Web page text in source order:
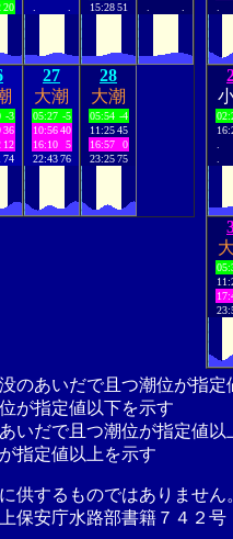
20
15:28 51
-3
36
12
74
27
大潮
05:27 -5
10:56 40
16:10
5
22:43 76
28
大潮
05:54 -4
11:25 45
16:57
0
23:25 75
のあいだで且つ潮位が指
が指定値以下を示す
いだで且つ潮位が指定値以
指定値以上を示す
供するものではありませ
保安庁水路部書籍７４２